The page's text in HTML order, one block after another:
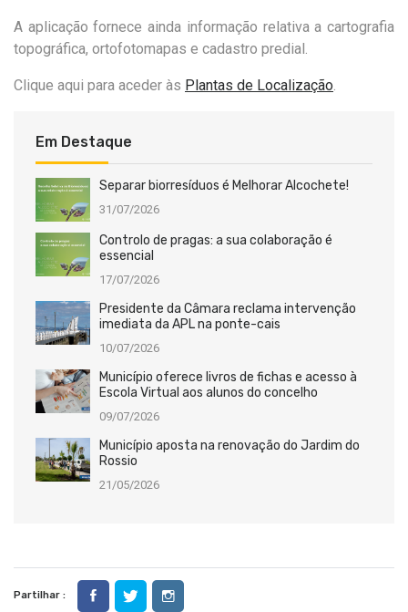
A aplicação fornece ainda informação relativa a cartografia
topográfica, ortofotomapas e cadastro predial.
Clique aqui para aceder às Plantas de Localização
Em Destaque
Separar biorresíduos é Melhorar Alcochete!
31/07/2026
Controlo de pragas: a sua colaboração é
essencial
17/07/2026
Presidente da Câmara reclama intervenção
imediata da APL na ponte-cais
10/07/2026
Município oferece livros de fichas e acesso à
Escola Virtual aos alunos do concelho
09/07/2026
Município aposta na renovação do Jardim do
Rossio
21/05/2026
Partilhar :